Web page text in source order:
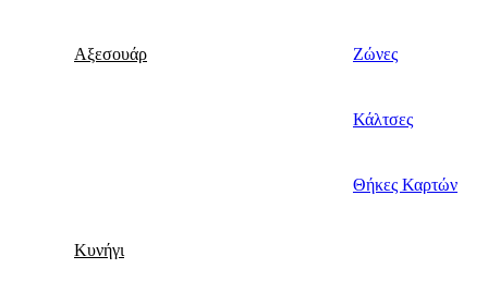
Αξεσουάρ Ζώνες
Κάλτσες
Θήκες Καρτών
Κυνήγι